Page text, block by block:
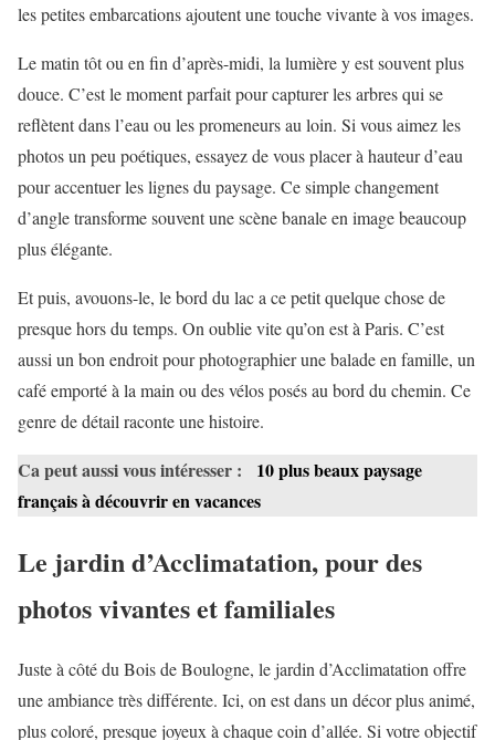
les petites embarcations ajoutent une touche vivante à vos images.
Le matin tôt ou en fin d’après-midi, la lumière y est souvent plus
douce. C’est le moment parfait pour capturer les arbres qui se
reflètent dans l’eau ou les promeneurs au loin. Si vous aimez les
photos un peu poétiques, essayez de vous placer à hauteur d’eau
pour accentuer les lignes du paysage. Ce simple changement
d’angle transforme souvent une scène banale en image beaucoup
plus élégante.
Et puis, avouons-le, le bord du lac a ce petit quelque chose de
presque hors du temps. On oublie vite qu’on est à Paris. C’est
aussi un bon endroit pour photographier une balade en famille, un
café emporté à la main ou des vélos posés au bord du chemin. Ce
genre de détail raconte une histoire.
Ca peut aussi vous intéresser :
10 plus beaux paysage
français à découvrir en vacances
Le jardin d’Acclimatation, pour des
photos vivantes et familiales
Juste à côté du Bois de Boulogne, le jardin d’Acclimatation offre
une ambiance très différente. Ici, on est dans un décor plus animé,
plus coloré, presque joyeux à chaque coin d’allée. Si votre objectif